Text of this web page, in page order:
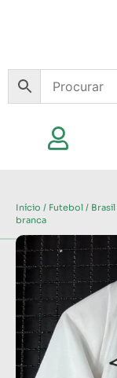
Início / Futebol / Brasil
branca